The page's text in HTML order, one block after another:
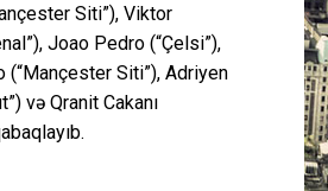
Siti”), Viktor
Joao Pedro (“Çelsi”),
(“Mançester Siti”), Adriyen
və Qranit Cakanı